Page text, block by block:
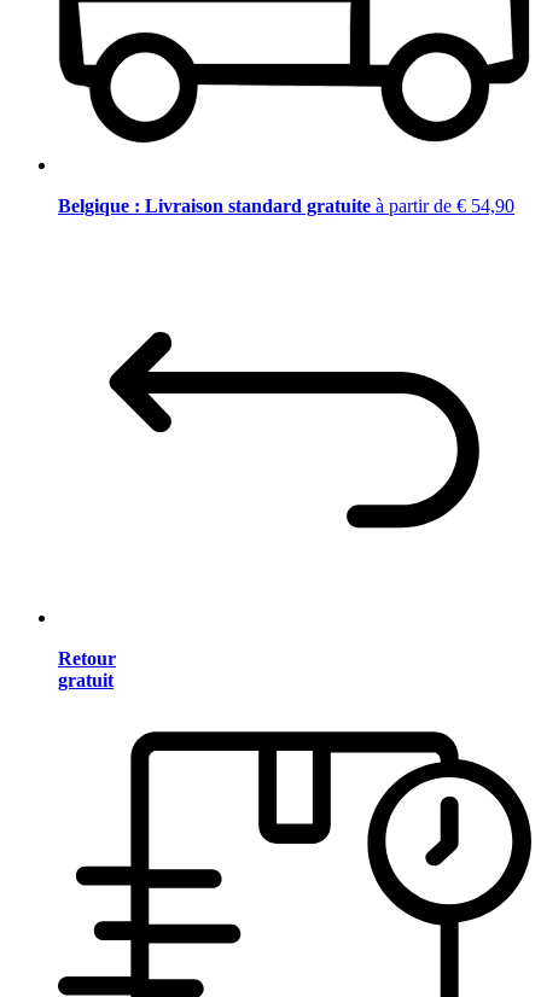
Belgique : Livraison standard gratuite à partir de € 54,90
Retour
gratuit